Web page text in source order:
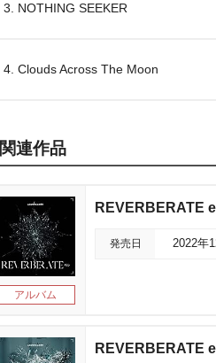
3. NOTHING SEEKER
4. Clouds Across The Moon
関連作品
アルバム
REVERBERATE
発売日 2022年
REVERBERATE